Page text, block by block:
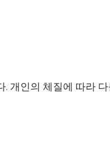
개인의 체질에 따라